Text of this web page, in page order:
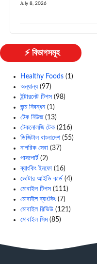
July 8, 2026
⚡ বিভাগসমূহ
Healthy Foods (1)
অন্যান্য (97)
ইন্টারনেট টিপস (98)
জন্ম নিবন্ধন(1)
টেক নিউজ(13)
টেকনোলজি টেক (216)
ডিজিটাল বাংলাদেশ(55)
নাগরিক সেবা (37)
পাসপোর্ট (2)
ব্যাংকিং ইনফো (16)
ভোটার আইডি কার্ড (4)
মোবাইল টিপস (111)
মোবাইল ব্যাংকিং (7)
মোবাইল রিভিউ (121)
মোবাইল সিম(85)